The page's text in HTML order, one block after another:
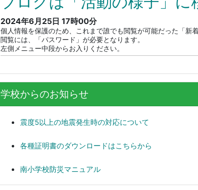
2024年6月25日 17時00分
個人情報を保護のため、これまで誰でも閲覧が可能だった「新
閲覧には、「パスワード」が必要となります。
左側メニュー中段からお入りください。
学校からのお知らせ
震度5以上の地震発生時の対応について
各種証明書のダウンロードはこちらから
南小学校防災マニュアル